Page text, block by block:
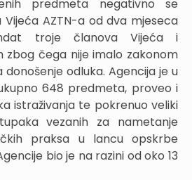
predmeta negativno se
AZTN-a od dva mjeseca
troje članova Vijeća i
zbog čega nije imalo zakonom
odluka. Agencija je u
648 predmeta, proveo i
istraživanja te pokrenuo veliki
vezanih za nametanje
praksa u lancu opskrbe
bio je na razini od oko 13